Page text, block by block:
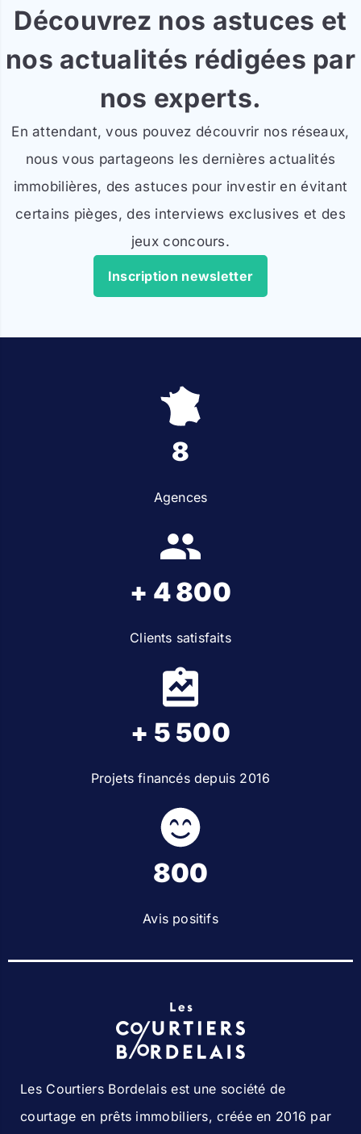
Découvrez nos astuces et
nos actualités rédigées par
nos experts.
En attendant, vous pouvez découvrir nos réseaux,
nous vous partageons les dernières actualités
immobilières, des astuces pour investir en évitant
certains pièges, des interviews exclusives et des
jeux concours.
Inscription newsletter
8
Agences
+ 4 800
Clients satisfaits
+ 5 500
Projets financés depuis 2016
800
Avis positifs
Les Courtiers Bordelais est une société de
courtage en prêts immobiliers, créée en 2016 par